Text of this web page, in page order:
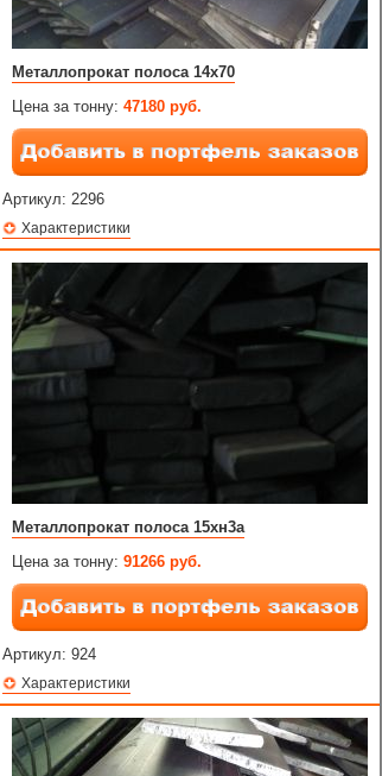
Металлопрокат полоса 14х70
Цена за тонну: 47180 руб.
Артикул: 2296
Характеристики
Металлопрокат полоса 15хн3а
Цена за тонну: 91266 руб.
Артикул: 924
Характеристики